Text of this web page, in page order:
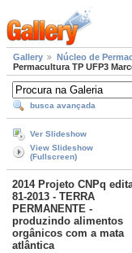
Gallery Núcleo de
Permacultura TP UFP3
busca avançada
Ver Slideshow
View Slideshow
(Fullscreen)
2014 Projeto CNPq
81-2013 - TERRA
PERMANENTE -
produzindo alimentos
orgânicos com a mata
atlântica